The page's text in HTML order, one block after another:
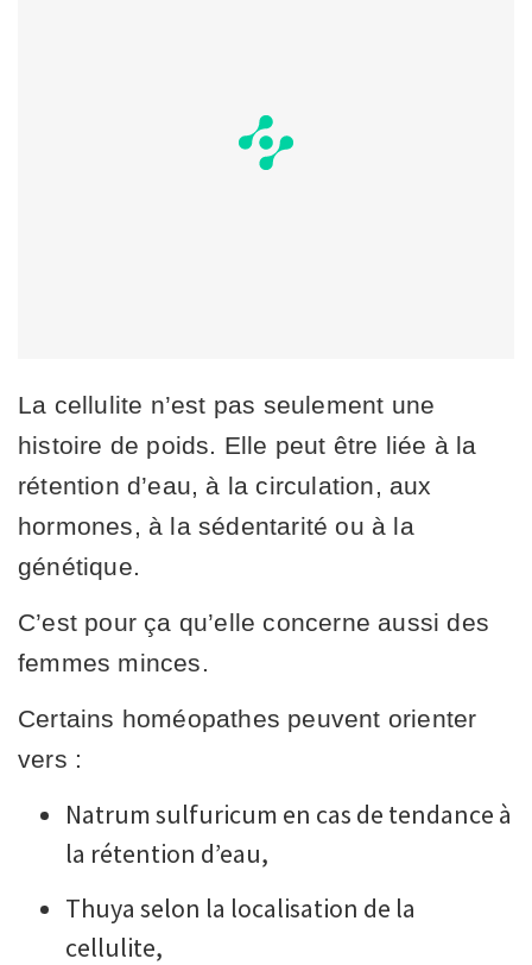
La cellulite n’est pas seulement une
histoire de poids. Elle peut être liée à la
rétention d’eau, à la circulation, aux
hormones, à la sédentarité ou à la
génétique.
C’est pour ça qu’elle concerne aussi des
femmes minces.
Certains homéopathes peuvent orienter
vers :
Natrum sulfuricum en cas de tendance à
la rétention d’eau,
Thuya selon la localisation de la
cellulite,